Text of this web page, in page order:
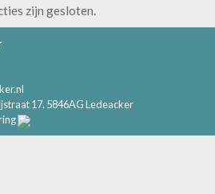
zijn gesloten.
17. 5846AG Ledeacker